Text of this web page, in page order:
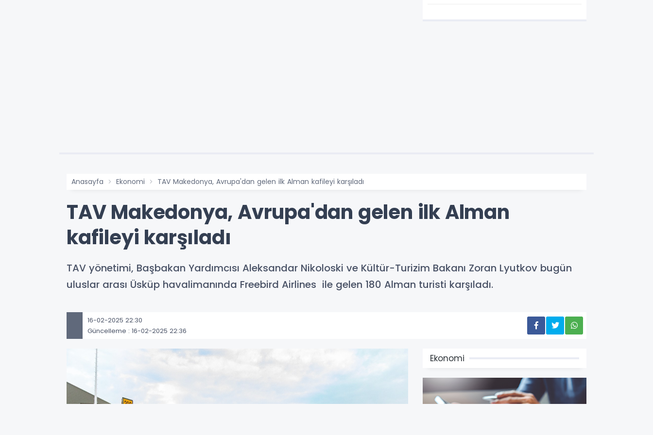
Anasayfa Ekonomi TAV Makedonya, Avrupa'dan gelen ilk Alman kafileyi karşıladı
TAV Makedonya, Avrupa'dan gelen ilk Alman
kafileyi karşıladı
TAV yönetimi, Başbakan Yardımcısı Aleksandar Nikoloski ve Kültür-Turizim Bakanı Zoran Lyutkov bugün
uluslar arası Üsküp havalimanında Freebird Airlines ile gelen 180 Alman turisti karşıladı.
16-02-2025 22:30
Güncelleme : 16-02-2025 22:36
Ekonomi